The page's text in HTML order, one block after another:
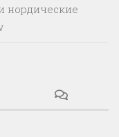
нордические